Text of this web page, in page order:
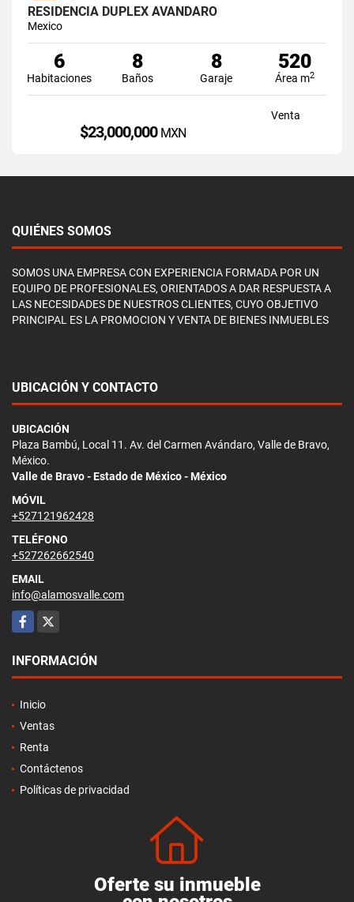
RESIDENCIA DUPLEX AVANDARO
Mexico
6
Habitaciones
8
Baños
8
Garaje
520
Área m2
Venta
$23,000,000 MXN
QUIÉNES SOMOS
SOMOS UNA EMPRESA CON EXPERIENCIA FORMADA POR UN
EQUIPO DE PROFESIONALES, ORIENTADOS A DAR RESPUESTA A
LAS NECESIDADES DE NUESTROS CLIENTES, CUYO OBJETIVO
PRINCIPAL ES LA PROMOCION Y VENTA DE BIENES INMUEBLES
UBICACIÓN Y CONTACTO
UBICACIÓN
Plaza Bambú, Local 11. Av. del Carmen Avándaro, Valle de Bravo,
México.
Valle de Bravo - Estado de México - México
MÓVIL
+527121962428
TELÉFONO
+527262662540
EMAIL
info@alamosvalle.com
Facebook
X
INFORMACIÓN
Inicio
Ventas
Renta
Contáctenos
Políticas de privacidad
Oferte su inmueble